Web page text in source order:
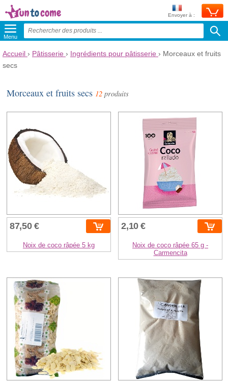
Envoyer à :
Menu
Accueil › Pâtisserie › Ingrédients pour pâtisserie › Morceaux et fruits
secs
Morceaux et fruits secs 12 produits
87,50 €
Noix de coco râpée 5 kg
2,10 €
Noix de coco râpée 65 g -
Carmencita